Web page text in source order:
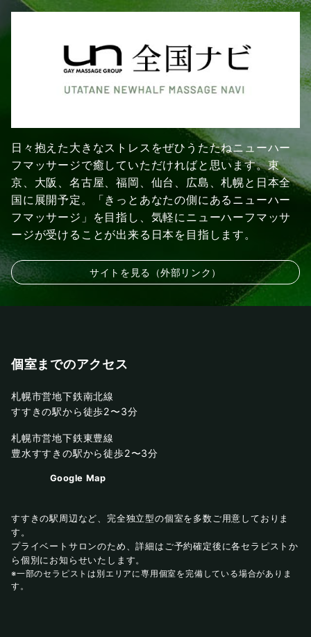
日々抱えた大きなストレスをぜひうたたねニューハー
フマッサージで癒していただければと思います。東
京、大阪、名古屋、福岡、仙台、広島、札幌と日本全
国に展開予定。「きっとあなたの側にあるニューハー
フマッサージ」を目指し、気軽にニューハーフマッサ
ージが受けることが出来る日本を目指します。
サイトを見る（外部リンク）
個室までのアクセス
札幌市営地下鉄南北線
すすきの駅から徒歩2〜3分
札幌市営地下鉄東豊線
豊水すすきの駅から徒歩2〜3分
Google Map
すすきの駅周辺など、完全独立型の個室を多数ご用意しておりま
す。
プライベートサロンのため、詳細はご予約確定後に各セラピストか
ら個別にお知らせいたします。
※一部のセラピストは別エリアに専用個室を完備している場合がありま
す。